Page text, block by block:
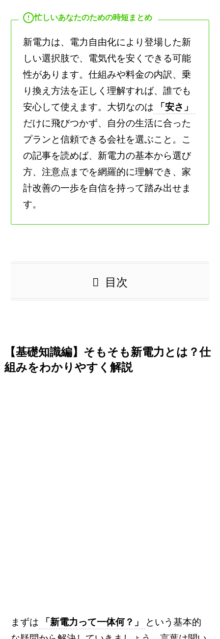
忙しいあなたのための時短まとめ
新電力は、電力自由化により登場した新
しい選択肢で、電気代を安くできる可能
性があります。仕組みや料金の内訳、乗
り換え方法を正しく理解すれば、誰でも
安心して使えます。大切なのは
「安さ」
だけに飛びつかず、自分の生活に合った
プランと信頼できる会社を選ぶこと。こ
の記事を読めば、新電力の基本から選び
方、注意点までを網羅的に理解でき、家
計改善の一歩を自信を持って踏み出せま
す。
目次
【基礎知識編】そもそも新電力とは？仕
組みをわかりやすく解説
まずは 「新電力って一体何？」
という基本的